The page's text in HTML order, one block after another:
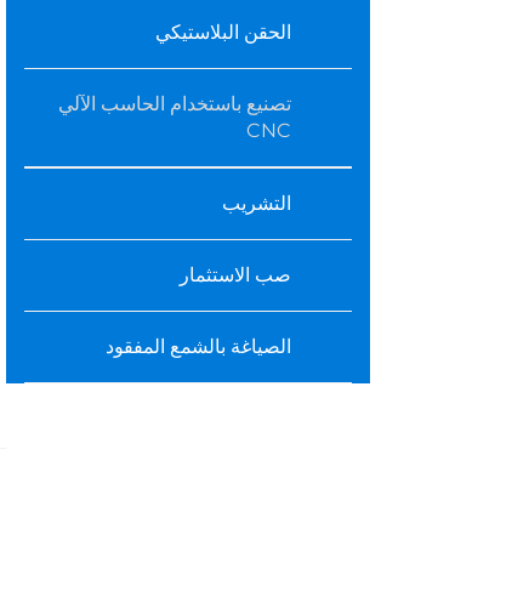
الحقن البلاستيكي
تصنيع باستخدام الحاسب الآلي
CNC
التشريب
صب الاستثمار
الصياغة بالشمع المفقود